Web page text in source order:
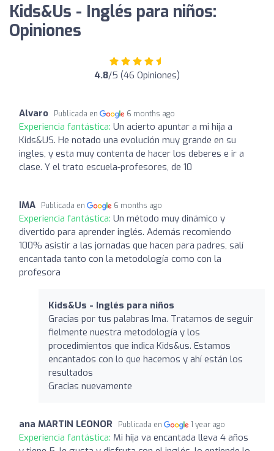
Kids&Us - Inglés para niños:
Opiniones
4.8/5 (46 Opiniones)
Alvaro Publicada en 6 months ago
Experiencia fantástica: Un acierto apuntar a mi hija a
Kids&US. He notado una evolución muy grande en su
ingles, y esta muy contenta de hacer los deberes e ir a
clase. Y el trato escuela-profesores, de 10
IMA Publicada en 6 months ago
Experiencia fantástica: Un método muy dinámico y
divertido para aprender inglés. Además recomiendo
100% asistir a las jornadas que hacen para padres, salí
encantada tanto con la metodología como con la
profesora
Kids&Us - Inglés para niños
Gracias por tus palabras Ima. Tratamos de seguir
fielmente nuestra metodología y los
procedimientos que indica Kids&us. Estamos
encantados con lo que hacemos y ahí están los
resultados
Gracias nuevamente
ana MARTIN LEONOR Publicada en 1 year ago
Experiencia fantástica: Mi hija va encantada lleva 4 años